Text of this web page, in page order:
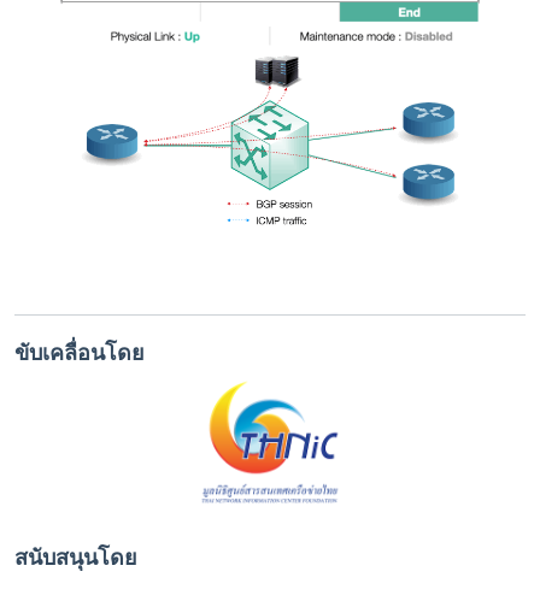
ขับเคลื่อนโดย
สนับสนุนโดย